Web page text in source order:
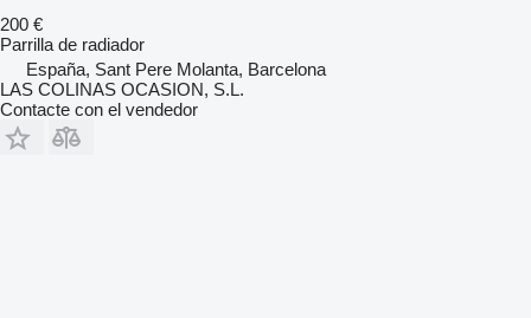
200 €
Parrilla de radiador
España, Sant Pere Molanta, Barcelona
LAS COLINAS OCASION, S.L.
Contacte con el vendedor